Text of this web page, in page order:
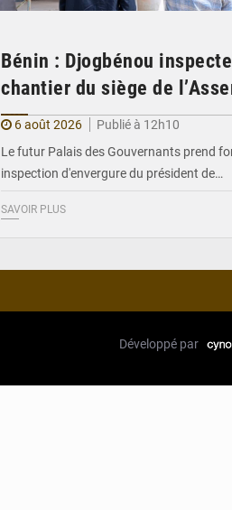
Bénin : Djogbénou
chantier du siège de
6 août 2026
Publié à 12h10
Le futur Palais des Gouvernants prend
inspection d'envergure du président de…
SAVOIR PLUS
Développé par